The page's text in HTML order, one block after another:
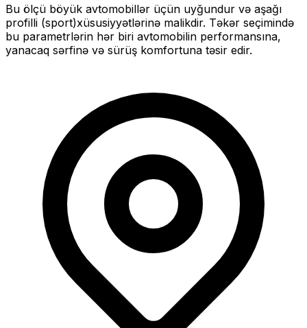
Bu ölçü böyük avtomobillər üçün uyğundur və aşağı
profilli (sport)xüsusiyyətlərinə malikdir. Təkər seçimində
bu parametrlərin hər biri avtomobilin performansına,
yanacaq sərfinə və sürüş komfortuna təsir edir.